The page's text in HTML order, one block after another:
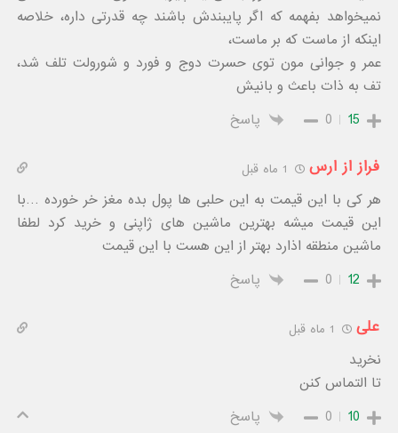
نمیخواهد بفهمه که اگر پایبندش باشند چه قدرتی داره، خلاصه
اینکه از ماست که بر ماست،
عمر و جوانی مون توی حسرت دوج و فورد و شورولت تلف شد،
تف به ذات باعث و بانیش
15
0 پاسخ
فراز از ارس
هر کی با این قیمت به این حلبی ها پول بده مغز خر خورده …با
این قیمت میشه بهترین ماشین های ژاپنی و خرید کرد لطفا
ماشین منطقه اذارد بهتر از این هست با این قیمت
12
0 پاسخ
علی
نخرید
تا التماس کنن
10
0
پاسخ